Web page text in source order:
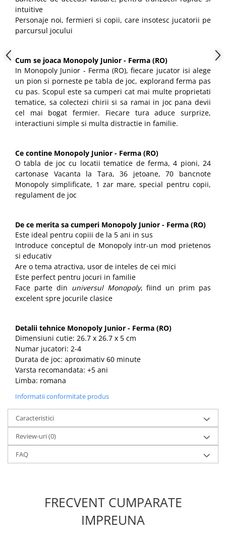
intuitive
Personaje noi, fermieri si copii, care insotesc jucatorii pe
parcursul jocului
Cum se joaca Monopoly Junior - Ferma (RO)
In Monopoly Junior - Ferma (RO), fiecare jucator isi alege
un pion si porneste pe tabla de joc, explorand ferma pas
cu pas. Scopul este sa cumperi cat mai multe proprietati
tematice, sa colectezi chirii si sa ramai in joc pana devii
cel mai bogat fermier. Fiecare tura aduce surprize,
interactiuni simple si multa distractie in familie.
Ce contine Monopoly Junior - Ferma (RO)
O tabla de joc cu locatii tematice de ferma, 4 pioni, 24
cartonase Vacanta la Tara, 36 jetoane, 70 bancnote
Monopoly simplificate, 1 zar mare, special pentru copii,
regulament de joc
De ce merita sa cumperi Monopoly Junior - Ferma (RO)
Este ideal pentru copiii de la 5 ani in sus
Introduce conceptul de Monopoly intr-un mod prietenos
si educativ
Are o tema atractiva, usor de inteles de cei mici
Este perfect pentru jocuri in familie
Face parte din universul Monopoly, fiind un prim pas
excelent spre jocurile clasice
Detalii tehnice Monopoly Junior - Ferma (RO)
Dimensiuni cutie: 26.7 x 26.7 x 5 cm
Numar jucatori: 2-4
Durata de joc: aproximativ 60 minute
Varsta recomandata: +5 ani
Limba: romana
Informatii conformitate produs
Caracteristici
Review-uri(0)
FAQ
FRECVENT CUMPARATE
IMPREUNA